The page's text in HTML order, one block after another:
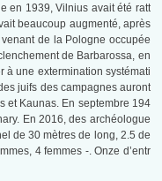
en 1939, Vilnius avait été ratt
beaucoup augmenté, après
de la Pologne occupée
de Barbarossa, en
à une extermination systémati
juifs des campagnes auront
et Kaunas. En septembre 194
En 2016, des archéologue
de 30 mètres de long, 2.5 de
4 femmes -. Onze d’entr